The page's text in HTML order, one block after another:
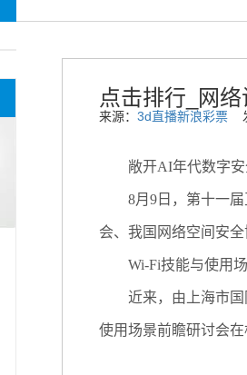
点击排行_网
来源： 3d直播新浪彩票
敞开AI年代数字安
8月9日，第十一届互
会、我国网络空间安
Wi-Fi技能与使用场
近来，由上海市国际
使用场景前瞻研讨会